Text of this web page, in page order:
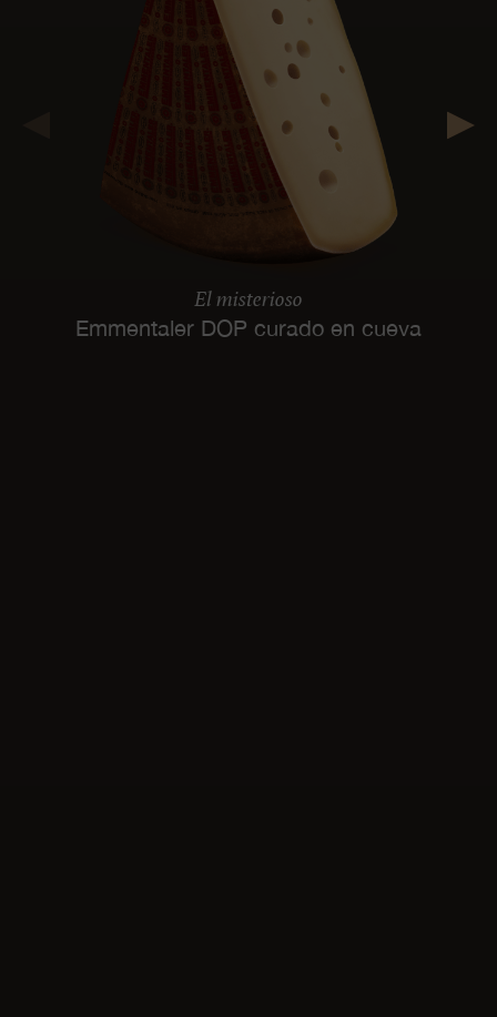
El misterioso
Emmentaler DOP curado en cueva